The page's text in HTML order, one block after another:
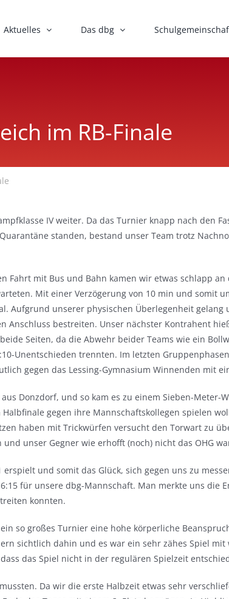
Aktuelles Das dbg
im RB-Finale
IV weiter. Da das Turnier knapp nach den
standen, bestand unser Team trotz
Fahrt mit Bus und Bahn kamen wir etwas schlapp
Mit einer Verzögerung von 10 min und somit
Aufgrund unserer physischen Überlegenheit gelang
bestreiten. Unser nächster Kontrahent
Seiten, da die Abwehr beider Teams wie ein
Unentschieden trennten. Im letzten
gegen das Lessing-Gymnasium Winnenden mit
Donzdorf, und so kam es zu einem Sieben-Meter-
gegen ihre Mannschaftskollegen spielen
haben mit Trickwürfen versucht den Torwart zu
unser Gegner wie erhofft (noch) nicht das OHG
und somit das Glück, sich gegen uns zu
für unsere dbg-Mannschaft. Man merkte uns die
konnten.
so großes Turnier eine hohe körperliche
sichtlich dahin und es war ein sehr zähes Spiel
das Spiel nicht in der regulären Spielzeit
Da wir die erste Halbzeit etwas sehr